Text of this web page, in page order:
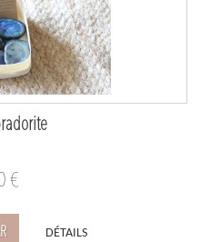
€
DÉTAILS